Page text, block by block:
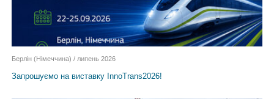
Запрошуємо на виставку InnoTrans2026!
Берлін (Німеччина) / липень 2026